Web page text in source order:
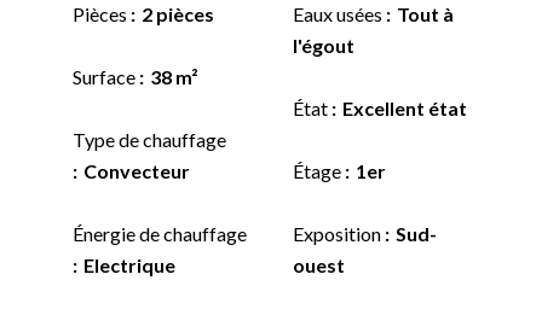
Pièces 2 pièces
Surface 38 m²
Type de chauffage
Convecteur
Énergie de chauffage
Electrique
Eaux usées
Tout à
l'égout
État Excellent état
Étage 1er
Exposition
Sud-
ouest